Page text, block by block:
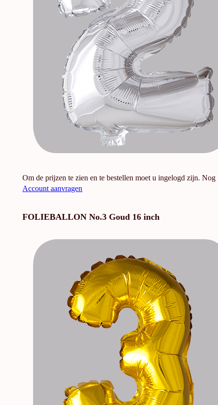
Om de prijzen te zien en te bestellen moet u ingelogd zijn. Nog
Account aanvragen
FOLIEBALLON No.3 Goud 16 inch